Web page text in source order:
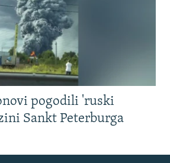
pogodili 'ruski
Sankt Peterburga